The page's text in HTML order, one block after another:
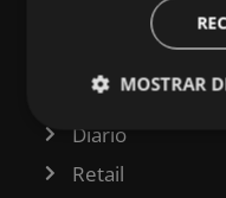
Tecnología
Diario
Retail
MOSTRAR